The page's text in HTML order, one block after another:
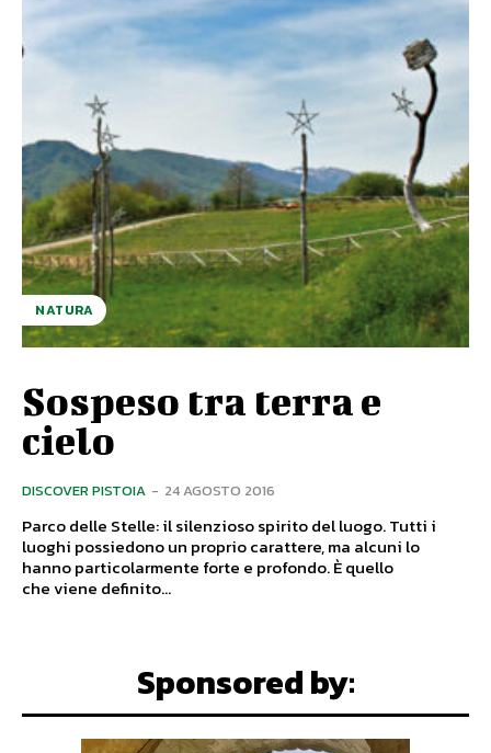
NATURA
Sospeso tra terra e
cielo
DISCOVER PISTOIA - 24 AGOSTO 2016
Parco delle Stelle: il silenzioso spirito del luogo. Tutti i
luoghi possiedono un proprio carattere, ma alcuni lo
hanno particolarmente forte e profondo. È quello
che viene definito...
Sponsored by: